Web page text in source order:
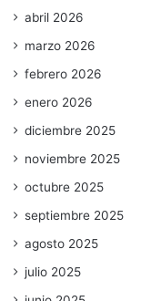
abril 2026
marzo 2026
febrero 2026
enero 2026
diciembre 2025
noviembre 2025
octubre 2025
septiembre 2025
agosto 2025
julio 2025